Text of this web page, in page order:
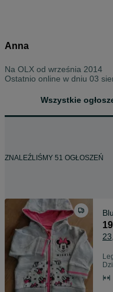
Anna
Na OLX od września 2014
Ostatnio online w dniu 03
Wszystkie
ZNALEŹLIŚMY 51 OGŁOSZEŃ